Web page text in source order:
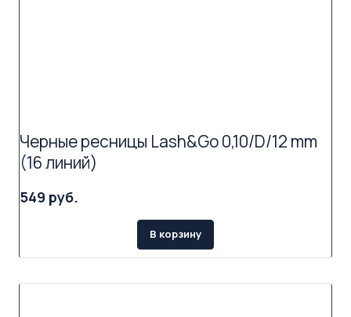
Черные ресницы Lash&Go 0,10/D/12 mm
(16 линий)
549 руб.
В корзину